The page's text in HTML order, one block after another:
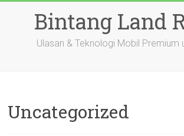
Bintang Land
Ulasan & Teknologi Mobil Premium
Uncategorized